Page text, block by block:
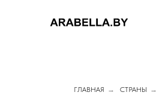
ГЛАВНАЯ → СТРАНЫ →